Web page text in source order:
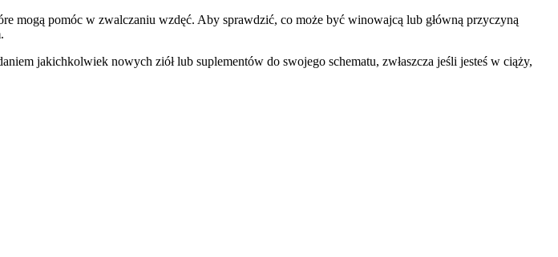
mogą pomóc w zwalczaniu wzdęć. Aby sprawdzić, co może być winowajcą lub główną przyczyną
jakichkolwiek nowych ziół lub suplementów do swojego schematu, zwłaszcza jeśli jesteś w ciąży,